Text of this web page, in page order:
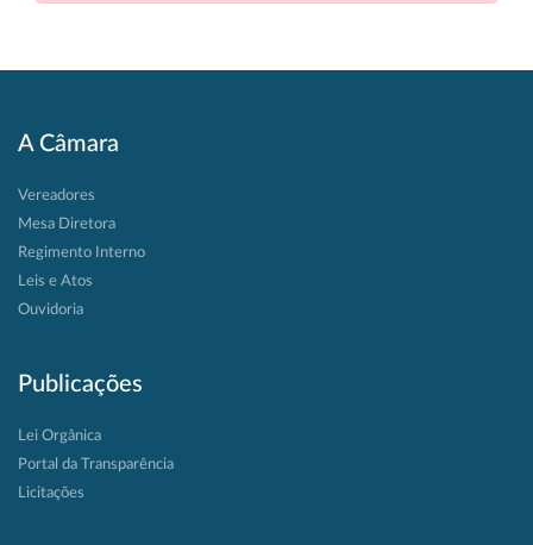
A Câmara
Vereadores
Mesa Diretora
Regimento Interno
Leis e Atos
Ouvidoria
Publicações
Lei Orgânica
Portal da Transparência
Licitações